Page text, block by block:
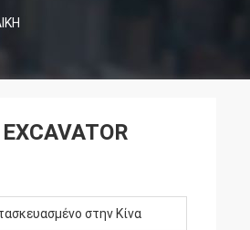
στην Κίνα